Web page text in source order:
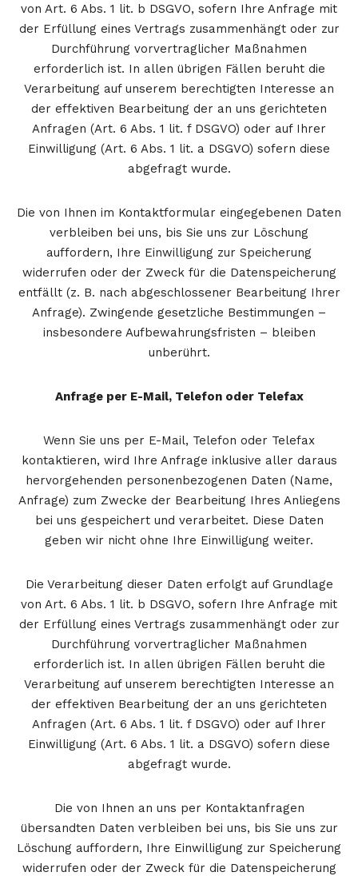
von Art. 6 Abs. 1 lit. b DSGVO, sofern Ihre Anfrage mit
der Erfüllung eines Vertrags zusammenhängt oder zur
Durchführung vorvertraglicher Maßnahmen
erforderlich ist. In allen übrigen Fällen beruht die
Verarbeitung auf unserem berechtigten Interesse an
der effektiven Bearbeitung der an uns gerichteten
Anfragen (Art. 6 Abs. 1 lit. f DSGVO) oder auf Ihrer
Einwilligung (Art. 6 Abs. 1 lit. a DSGVO) sofern diese
abgefragt wurde.
Die von Ihnen im Kontaktformular eingegebenen Daten
verbleiben bei uns, bis Sie uns zur Löschung
auffordern, Ihre Einwilligung zur Speicherung
widerrufen oder der Zweck für die Datenspeicherung
entfällt (z. B. nach abgeschlossener Bearbeitung Ihrer
Anfrage). Zwingende gesetzliche Bestimmungen –
insbesondere Aufbewahrungsfristen – bleiben
unberührt.
Anfrage per E-Mail, Telefon oder Telefax
Wenn Sie uns per E-Mail, Telefon oder Telefax
kontaktieren, wird Ihre Anfrage inklusive aller daraus
hervorgehenden personenbezogenen Daten (Name,
Anfrage) zum Zwecke der Bearbeitung Ihres Anliegens
bei uns gespeichert und verarbeitet. Diese Daten
geben wir nicht ohne Ihre Einwilligung weiter.
Die Verarbeitung dieser Daten erfolgt auf Grundlage
von Art. 6 Abs. 1 lit. b DSGVO, sofern Ihre Anfrage mit
der Erfüllung eines Vertrags zusammenhängt oder zur
Durchführung vorvertraglicher Maßnahmen
erforderlich ist. In allen übrigen Fällen beruht die
Verarbeitung auf unserem berechtigten Interesse an
der effektiven Bearbeitung der an uns gerichteten
Anfragen (Art. 6 Abs. 1 lit. f DSGVO) oder auf Ihrer
Einwilligung (Art. 6 Abs. 1 lit. a DSGVO) sofern diese
abgefragt wurde.
Die von Ihnen an uns per Kontaktanfragen
übersandten Daten verbleiben bei uns, bis Sie uns zur
Löschung auffordern, Ihre Einwilligung zur Speicherung
widerrufen oder der Zweck für die Datenspeicherung